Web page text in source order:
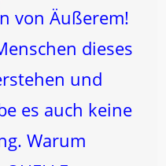
von Äußerem!
dieses
und
es auch keine
Warum